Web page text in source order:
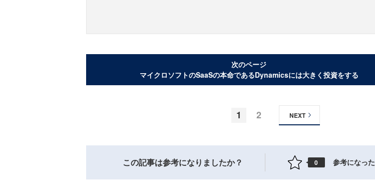
次のページ
マイクロソフトのSaaSの本命であるDynamicsには大きく投資をする
1 2 NEXT
この記事は参考になりましたか？ 0 参考になった